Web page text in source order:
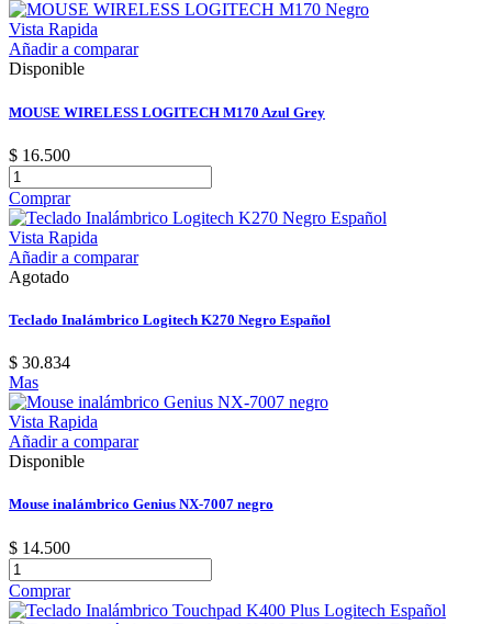
Vista Rapida
Añadir a comparar
Disponible
MOUSE WIRELESS LOGITECH M170 Azul Grey
$ 16.500
Comprar
Vista Rapida
Añadir a comparar
Agotado
Teclado Inalámbrico Logitech K270 Negro Español
$ 30.834
Mas
Vista Rapida
Añadir a comparar
Disponible
Mouse inalámbrico Genius NX-7007 negro
$ 14.500
Comprar